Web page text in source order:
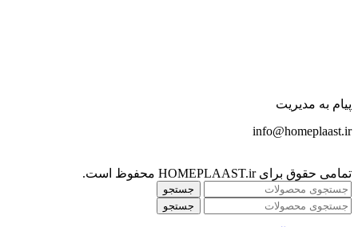
پیام به مدیریت
info@homeplaast.ir
تمامی حقوق برای HOMEPLAAST.ir محفوظ است.
جستجو
جستجو